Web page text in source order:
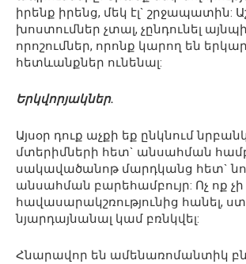
իրենք իրենց, մեկ էլ` շրջապատին:
խոստումներ չտալ, չընդունել
որոշումներ, որոնք կարող են
հետևանքներ ունենալ:
Երկվորյակներ.
Այսօր դուք աչքի եք ընկնում
մտերիմների հետ` անսահման
սակավածանոթ մարդկանց հետ`
անսահման բարեհամբույր: Ոչ ոք
հավասարակշռությունից հանել,
նյարդայնանալ կամ բռնկվել:
Հնարավոր են ամենառոմանտիկ